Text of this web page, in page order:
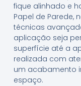
fique alinhado e
Papel de Parede,
técnicas
aplicação seja
superfície até a
realizada com
um acabamento
espaço.